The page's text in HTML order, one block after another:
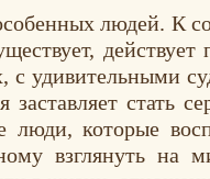
людей. К
с удивительными
заставляет
люди, которые
взглянуть на